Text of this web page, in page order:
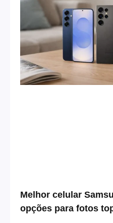
Melhor celular
opções para fotos